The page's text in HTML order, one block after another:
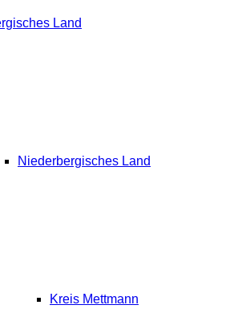
Land
Niederbergisches Land
Kreis Mettmann